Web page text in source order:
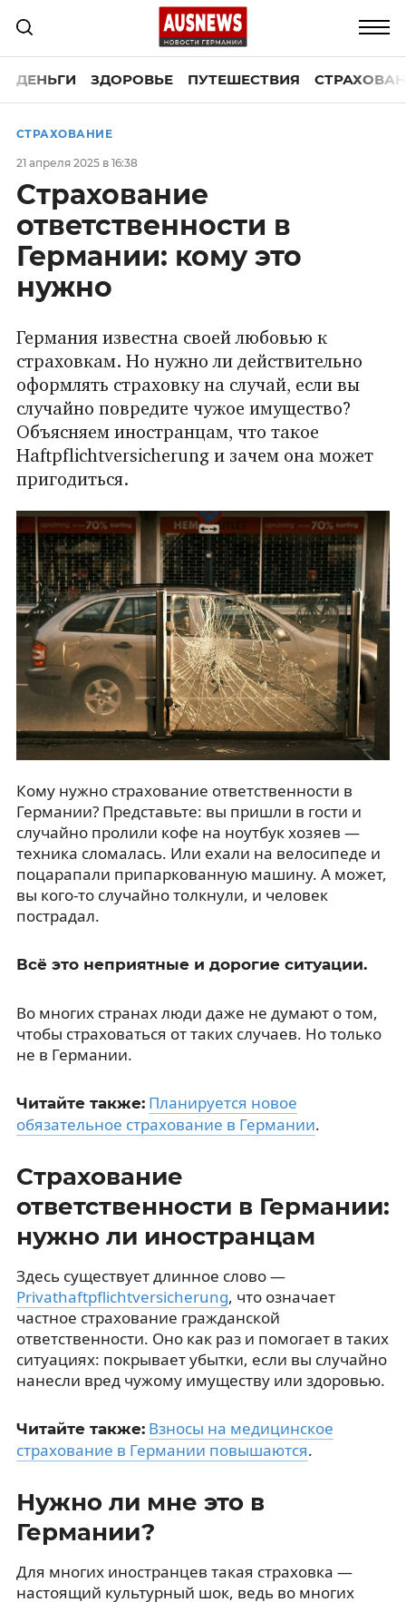
ДЕНЬГИ ЗДОРОВЬЕ ПУТЕШЕСТВИЯ
СТРАХОВАНИЕ
21 апреля 2025 в 16:38
Страхование
ответственности в
Германии: кому это
нужно
Германия известна своей любовью к
страховкам. Но нужно ли действительно
оформлять страховку на случай, если вы
случайно повредите чужое имущество?
Объясняем иностранцам, что такое
Haftpflichtversicherung и зачем она может
пригодиться.
Кому нужно страхование ответственности в
Германии? Представьте: вы пришли в гости и
случайно пролили кофе на ноутбук хозяев —
техника сломалась. Или ехали на велосипеде и
поцарапали припаркованную машину. А может,
вы кого-то случайно толкнули, и человек
пострадал.
Всё это неприятные и дорогие ситуации.
Во многих странах люди даже не думают о том,
чтобы страховаться от таких случаев. Но только
не в Германии.
Читайте также: Планируется новое
обязательное страхование в Германии.
Страхование
ответственности в Германии:
нужно ли иностранцам
Здесь существует длинное слово —
Privathaftpflichtversicherung, что означает
частное страхование гражданской
ответственности. Оно как раз и помогает в таких
ситуациях: покрывает убытки, если вы случайно
нанесли вред чужому имуществу или здоровью.
Читайте также: Взносы на медицинское
страхование в Германии повышаются.
Нужно ли мне это в
Германии?
Для многих иностранцев такая страховка —
настоящий культурный шок, ведь во многих